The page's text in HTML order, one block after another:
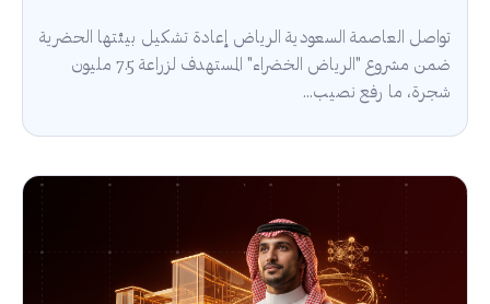
تواصل العاصمة السعودية الرياض إعادة تشكيل بيئتها الحضرية
ضمن مشروع "الرياض الخضراء" المستهدف لزراعة 7.5 مليون
شجرة، ما رفع نصيب...